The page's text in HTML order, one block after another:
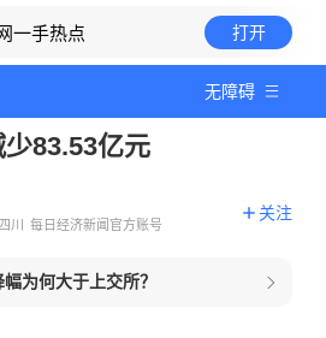
一手热点 打开
无障碍
83.53亿元
四川 每日经济新闻官方账号
关注
为何大于上交所？